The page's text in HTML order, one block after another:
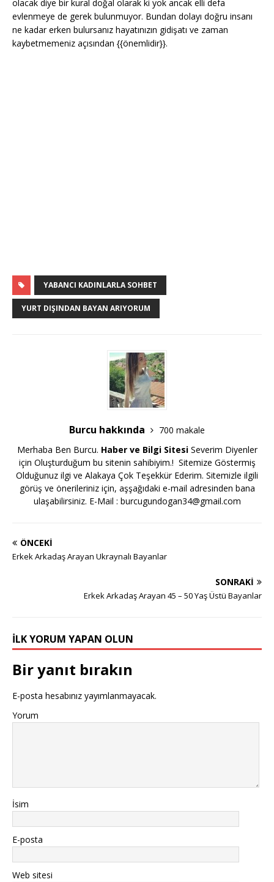
olacak diye bir kural doğal olarak ki yok ancak elli defa
evlenmeye de gerek bulunmuyor. Bundan dolayı doğru insanı
ne kadar erken bulursanız hayatınızın gidişatı ve zaman
kaybetmemeniz açısından {{önemlidir}}.
YABANCI KADINLARLA SOHBET
YURT DIŞINDAN BAYAN ARIYORUM
Burcu hakkında
700 makale
Merhaba Ben Burcu. Haber ve Bilgi SitesiSeverim Diyenler
için Oluşturduğum bu sitenin sahibiyim.! Sitemize Göstermiş
Olduğunuz ilgi ve Alakaya Çok Teşekkür Ederim. Sitemizle ilgili
görüş ve önerileriniz için, aşşağıdaki e-mail adresinden bana
ulaşabilirsiniz. E-Mail : burcugundogan34@gmail.com
ÖNCEKI
Erkek Arkadaş Arayan Ukraynalı Bayanlar
SONRAKI
Erkek Arkadaş Arayan 45 – 50 Yaş Üstü Bayanlar
İLK YORUM YAPAN OLUN
Bir yanıt bırakın
E-posta hesabınız yayımlanmayacak.
Yorum
İsim
E-posta
Web sitesi